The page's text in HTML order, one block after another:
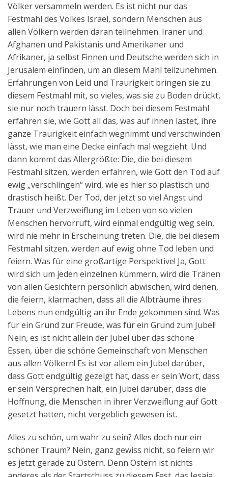
Völker versammeln werden. Es ist nicht nur das
Festmahl des Volkes Israel, sondern Menschen aus
allen Völkern werden daran teilnehmen. Iraner und
Afghanen und Pakistanis und Amerikaner und
Afrikaner, ja selbst Finnen und Deutsche werden sich in
Jerusalem einfinden, um an diesem Mahl teilzunehmen.
Erfahrungen von Leid und Traurigkeit bringen sie zu
diesem Festmahl mit, so vieles, was sie zu Boden drückt,
sie nur noch trauern lässt. Doch bei diesem Festmahl
erfahren sie, wie Gott all das, was auf ihnen lastet, ihre
ganze Traurigkeit einfach wegnimmt und verschwinden
lässt, wie man eine Decke einfach mal wegzieht. Und
dann kommt das Allergrößte: Die, die bei diesem
Festmahl sitzen, werden erfahren, wie Gott den Tod auf
ewig „verschlingen“ wird, wie es hier so plastisch und
drastisch heißt. Der Tod, der jetzt so viel Angst und
Trauer und Verzweiflung im Leben von so vielen
Menschen hervorruft, wird einmal endgültig weg sein,
wird nie mehr in Erscheinung treten. Die, die bei diesem
Festmahl sitzen, werden auf ewig ohne Tod leben und
feiern. Was für eine großartige Perspektive! Ja, Gott
wird sich um jeden einzelnen kümmern, wird die Tränen
von allen Gesichtern persönlich abwischen, wird denen,
die feiern, klarmachen, dass all die Albträume ihres
Lebens nun endgültig an ihr Ende gekommen sind. Was
für ein Grund zur Freude, was für ein Grund zum Jubel!
Nein, es ist nicht allein der Jubel über das schöne
Essen, über die schöne Gemeinschaft von Menschen
aus allen Völkern! Es ist vor allem ein Jubel darüber,
dass Gott endgültig gezeigt hat, dass er sein Wort, dass
er sein Versprechen hält, ein Jubel darüber, dass die
Hoffnung, die Menschen in ihrer Verzweiflung auf Gott
gesetzt hatten, nicht vergeblich gewesen ist.
Alles zu schön, um wahr zu sein? Alles doch nur ein
schöner Traum? Nein, ganz gewiss nicht, so feiern wir
es jetzt gerade zu Ostern. Denn Ostern ist nichts